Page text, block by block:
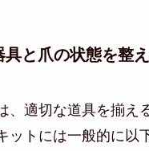
具と爪の状態を整
、適切な道具を揃え
ットには一般的に以